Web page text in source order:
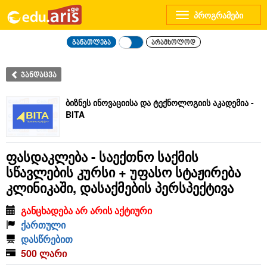
Toggle
navigation
განათლება არამხოლოდ
ჯანდაცვა
ბიზნეს ინოვაციისა და ტექნოლოგიის აკადემია -
BITA
ფასდაკლება - საექთნო საქმის
სწავლების კურსი + უფასო სტაჟირება
კლინიკაში, დასაქმების პერსპექტივა
განცხადება არ არის აქტიური
ქართული
დასწრებით
500 ლარი